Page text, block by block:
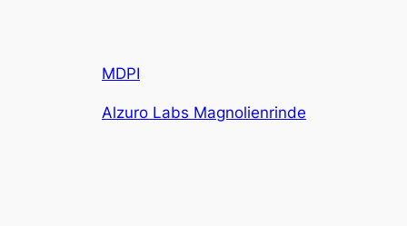
MDPI
Alzuro Labs Magnolienrinde